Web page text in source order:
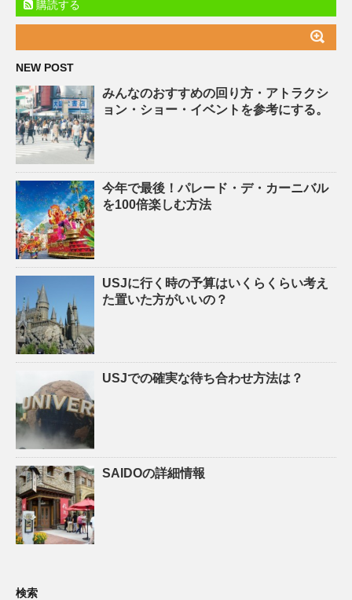
購読する
NEW POST
みんなのおすすめの回り方・アトラクシ
ョン・ショー・イベントを参考にする。
今年で最後！パレード・デ・カーニバル
を100倍楽しむ方法
USJに行く時の予算はいくらくらい考え
た置いた方がいいの？
USJでの確実な待ち合わせ方法は？
SAIDOの詳細情報
検索